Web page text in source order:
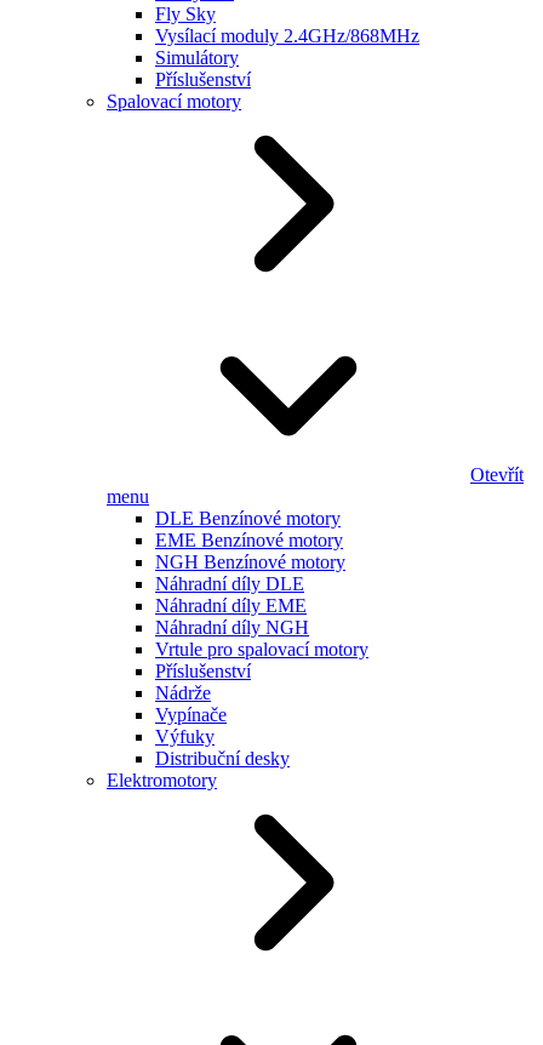
Fly Sky
Vysílací moduly 2.4GHz/868MHz
Simulátory
Příslušenství
Spalovací motory
Otevřít
menu
DLE Benzínové motory
EME Benzínové motory
NGH Benzínové motory
Náhradní díly DLE
Náhradní díly EME
Náhradní díly NGH
Vrtule pro spalovací motory
Příslušenství
Nádrže
Vypínače
Výfuky
Distribuční desky
Elektromotory